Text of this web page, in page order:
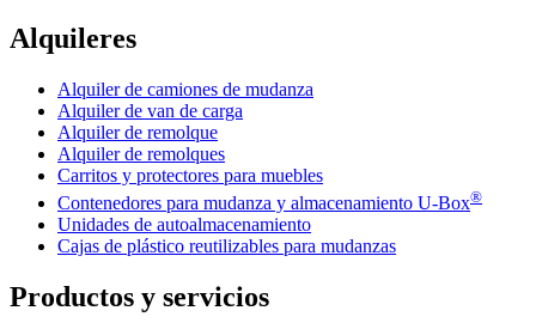
Alquileres
Alquiler de camiones de mudanza
Alquiler de van de carga
Alquiler de remolque
Alquiler de remolques
Carritos y protectores para muebles
Contenedores para mudanza y almacenamiento U-Box®
Unidades de autoalmacenamiento
Cajas de plástico reutilizables para mudanzas
Productos y servicios